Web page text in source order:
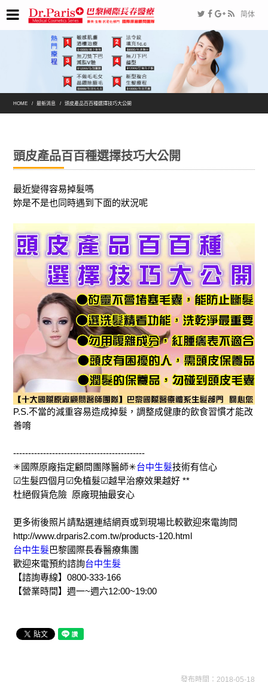
简体
HOME 最新消息 頭皮產品百百種選擇技巧大公開
頭皮產品百百種選擇技巧大公開
最近變得容易掉髮嗎
妳是不是也同時遇到下面的狀況呢
P.S.不當的減重容易造成掉髮，調整成健康的飲食習慣才能改
善唷
--------------------------------------------
✳國際原廠指定顧問團隊醫師✳台中生髮技術有信心
☑生髮四個月☑免植髮☑越早治療效果越好 **
杜絕假貨危險 原廠現抽最安心
更多術後照片請點選連結網頁或到現場比較歡迎來電詢問
http://www.drparis2.com.tw/products-120.html
台中生髮巴黎國際長春醫療集團
歡迎來電預約諮詢台中生髮
【諮詢專線】0800-333-166
【營業時間】週一~週六12:00~19:00
發布時間：2018-05-18